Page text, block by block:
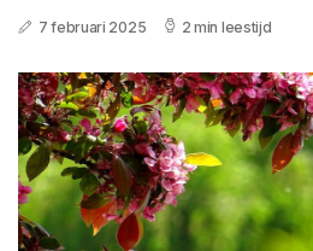
7 februari 2025 2 min leestijd